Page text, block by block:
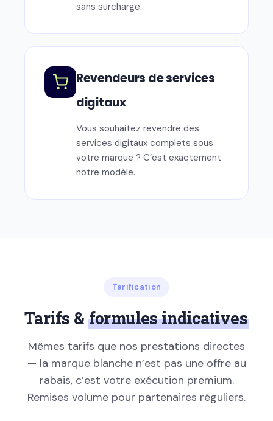
sans surcharge.
Revendeurs de services
digitaux
Vous souhaitez revendre des
services digitaux complets sous
votre marque ? C’est exactement
notre modèle.
Tarification
Tarifs &formules indicatives
Mêmes tarifs que nos prestations directes
— la marque blanche n’est pas une offre au
rabais, c’est votre exécution premium.
Remises volume pour partenaires réguliers.